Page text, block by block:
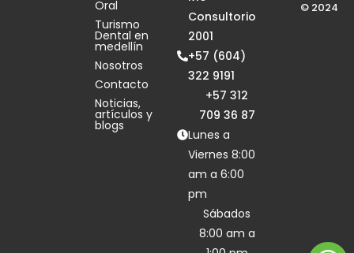
Oral
Turismo
Dental en
medellín
Nosotros
Contacto
Noticias,
artículos y
blogs
+57 (604)
322 9191
+57 312
709 36 87
Lunes a
Viernes 8:00
am a 6:00
pm
Sábados
8:00 am a
Consultorio
2001
© 2024